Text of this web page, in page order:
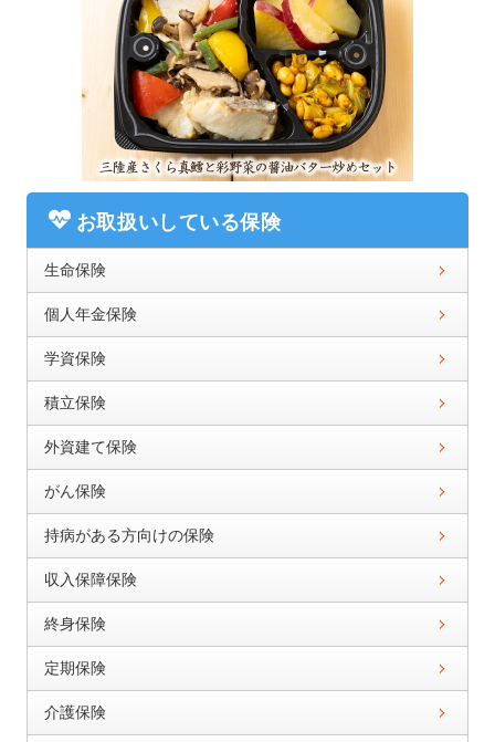
お取扱いしている保険
生命保険
個人年金保険
学資保険
積立保険
外資建て保険
がん保険
持病がある方向けの保険
収入保障保険
終身保険
定期保険
介護保険